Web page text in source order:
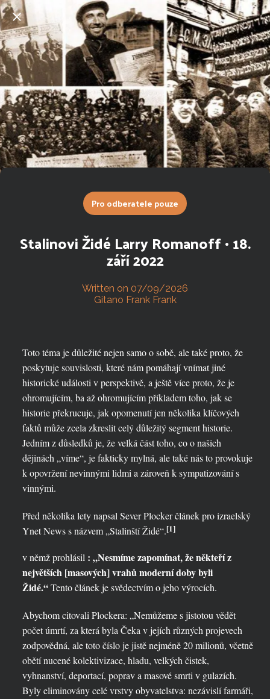
Pro odberatele pouze
Stalinovi Židé Larry Romanoff • 18.
září 2022
Written on 07/09/2026
Gitano Frank Frank
Toto téma je důležité nejen samo o sobě, ale také proto, že
poskytuje souvislosti, které nám pomáhají vnímat jiné
historické události v perspektivě, a ještě více proto, že je
ohromujícím, ba až ohromujícím příkladem toho, jak se
historie překrucuje, jak opomenutí jen několika klíčových
faktů může zcela zkreslit celý důležitý segment historie.
Jedním z důsledků je, že velká část toho, co o našich
dějinách „víme“, je fakticky mylná, ale také nás to provokuje
k opovržení nevinnými lidmi a zároveň k sympatizování s
vinnými.
Před několika lety napsal Sever Plocker článek pro izraelský
Ynet News s názvem „Stalinští Židé“.[1]
v němž prohlásil : „Nesmíme zapomínat, že někteří z
největších [masových] vrahů moderní doby byli
Židé.“Tento článek je svědectvím o jeho výrocích.
Abychom citovali Plockera: „Nemůžeme s jistotou vědět
počet úmrtí, za která byla Čeka v jejích různých projevech
zodpovědná, ale toto číslo je jistě nejméně 20 milionů, včetně
obětí nucené kolektivizace, hladu, velkých čistek,
vyhnanství, deportací, poprav a masové smrti v gulazích.
Byly eliminovány celé vrstvy obyvatelstva: nezávislí farmáři,